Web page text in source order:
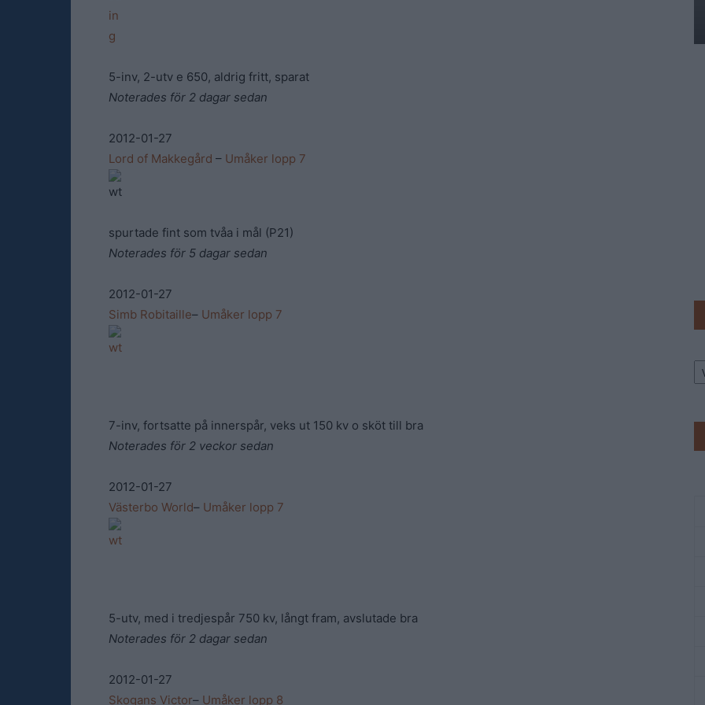
5-inv, 2-utv e 650, aldrig fritt, sparat
Noterades för 2 dagar sedan
2012-01-27
Lord of Makkegård – Umåker lopp 7
spurtade fint som tvåa i mål (P21)
Noterades för 5 dagar sedan
2012-01-27
Simb Robitaille– Umåker lopp 7
7-inv, fortsatte på innerspår, veks ut 150 kv o sköt till bra
Noterades för 2 veckor sedan
2012-01-27
Västerbo World– Umåker lopp 7
5-utv, med i tredjespår 750 kv, långt fram, avslutade bra
Noterades för 2 dagar sedan
2012-01-27
Skogans Victor– Umåker lopp 8